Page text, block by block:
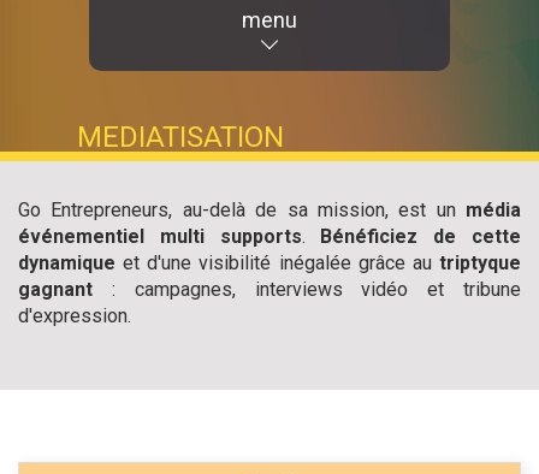
menu
MEDIATISATION
Go Entrepreneurs, au-delà de sa mission, est un média
événementiel multi supports. Bénéficiez de cette
dynamiqueet d'une visibilité inégalée grâce autriptyque
gagnant : campagnes, interviews vidéo et tribune
d'expression.